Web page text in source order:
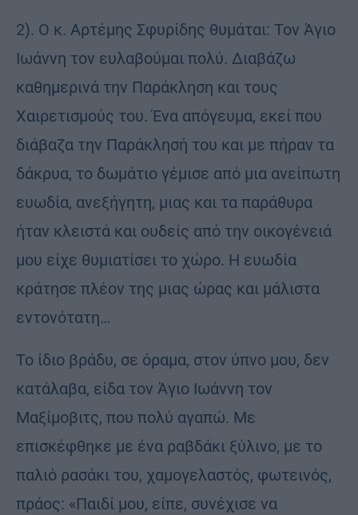
2). Ο κ. Αρτέμης Σφυρίδης θυμάται: Τον Άγιο
Ιωάννη τον ευλαβούμαι πολύ. Διαβάζω
καθημερινά την Παράκληση και τους
Χαιρετισμούς του. Ένα απόγευμα, εκεί που
διάβαζα την Παράκλησή του και με πήραν τα
δάκρυα, το δωμάτιο γέμισε από μια ανείπωτη
ευωδία, ανεξήγητη, μιας και τα παράθυρα
ήταν κλειστά και ουδείς από την οικογένειά
μου είχε θυμιατίσει το χώρο. Η ευωδία
κράτησε πλέον της μιας ώρας και μάλιστα
εντονότατη…
Το ίδιο βράδυ, σε όραμα, στον ύπνο μου, δεν
κατάλαβα, είδα τον Άγιο Ιωάννη τον
Μαξίμοβιτς, που πολύ αγαπώ. Με
επισκέφθηκε με ένα ραβδάκι ξύλινο, με το
παλιό ρασάκι του, χαμογελαστός, φωτεινός,
πράος: «Παιδί μου, είπε, συνέχισε να